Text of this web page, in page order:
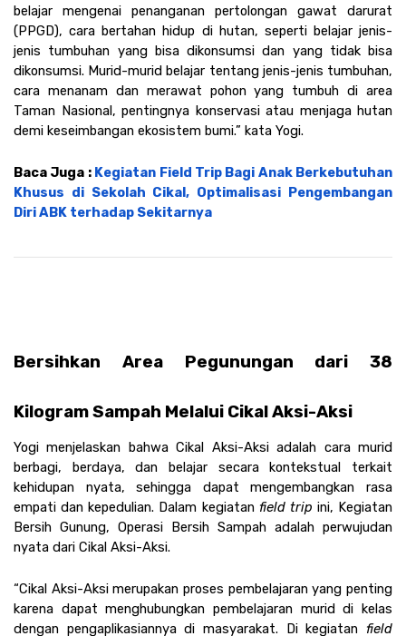
belajar mengenai penanganan pertolongan gawat darurat
(PPGD), cara bertahan hidup di hutan, seperti belajar jenis-
jenis tumbuhan yang bisa dikonsumsi dan yang tidak bisa
dikonsumsi. Murid-murid belajar tentang jenis-jenis tumbuhan,
cara menanam dan merawat pohon yang tumbuh di area
Taman Nasional, pentingnya konservasi atau menjaga hutan
demi keseimbangan ekosistem bumi.” kata Yogi.
Baca Juga : Kegiatan Field Trip Bagi Anak Berkebutuhan
Khusus di Sekolah Cikal, Optimalisasi Pengembangan
Diri ABK terhadap Sekitarnya
Bersihkan Area Pegunungan dari 38
Kilogram Sampah Melalui Cikal Aksi-Aksi
Yogi menjelaskan bahwa Cikal Aksi-Aksi adalah cara murid
berbagi, berdaya, dan belajar secara kontekstual terkait
kehidupan nyata, sehingga dapat mengembangkan rasa
empati dan kepedulian. Dalam kegiatan field trip ini, Kegiatan
Bersih Gunung, Operasi Bersih Sampah adalah perwujudan
nyata dari Cikal Aksi-Aksi.
“Cikal Aksi-Aksi merupakan proses pembelajaran yang penting
karena dapat menghubungkan pembelajaran murid di kelas
dengan pengaplikasiannya di masyarakat. Di kegiatan field